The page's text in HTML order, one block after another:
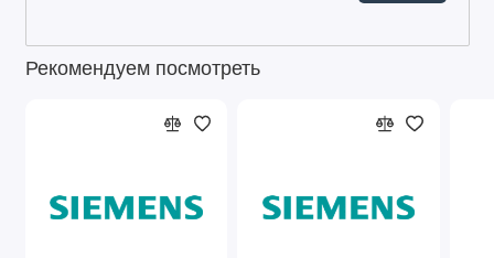
Рекомендуем посмотреть